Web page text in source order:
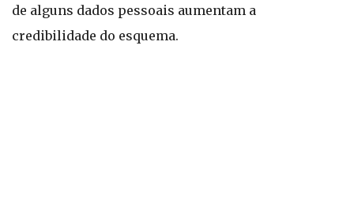
de alguns dados pessoais aumentam a
credibilidade do esquema.